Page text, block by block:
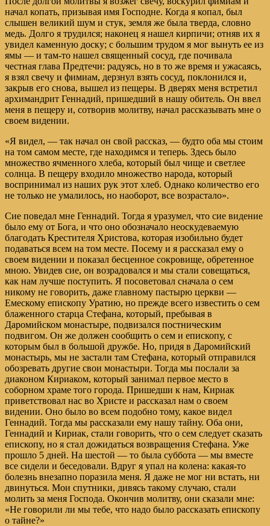
начал копать, призывая имя Господне. Когда я копал, был
слышен великий шум и стук, земля же была тверда, словно
медь. Долго я трудился; наконец я нашел кирпичи; отняв их я
увидел каменную доску; с большим трудом я мог вынуть ее из
ямы — и там-то нашел священный сосуд, где почивала
честная глава Предтечи: радуясь, но в то же время и ужасаясь,
я взял свечу и фимиам, дерзнул взять сосуд, поклонился и,
закрыв его снова, вышел из пещеры. В дверях меня встретил
архимандрит Геннадий, пришедший в нашу обитель. Он ввел
меня в пещеру и, сотворив молитву, начал рассказывать мне о
своем видении.
«Я видел, — так начал он свой рассказ, — будто оба мы стоим
на том самом месте, где находимся и теперь. Здесь было
множество ячменного хлеба, который был чище и светлее
солнца. В пещеру входило множество народа, который
воспринимал из наших рук этот хлеб. Однако количество его
не только не умалилось, но наоборот, все возрастало».
Сие поведал мне Геннадий. Тогда я уразумел, что сие видение
было ему от Бога, и что оно обозначало неоскудеваемую
благодать Крестителя Христова, которая изобильно будет
подаваться всем на том месте. Посему и я рассказал ему о
своем видении и показал бесценное сокровище, обретенное
мною. Увидев сие, он возрадовался и мы стали совещаться,
как нам лучше поступить. Я посоветовал сначала о сем
никому не говорить, даже главному пастырю церкви —
Емескому епископу Уратию, но прежде всего известить о сем
блаженного старца Стефана, который, пребывая в
Даромийском монастыре, подвизался постническим
подвигом. Он же должен сообщить о сем и епископу, с
которым был в большой дружбе. Но, придя в Даромийский
монастырь, мы не застали там Стефана, который отправился
обозревать другие свои монастыри. Тогда мы послали за
диаконом Кириаком, который занимал первое место в
соборном храме того города. Пришедши к нам, Кириак
приветствовал нас во Христе и рассказал нам о своем
видении. Оно было во всем подобно тому, какое видел
Геннадий. Тогда мы рассказали ему нашу тайну. Оба они,
Геннадий и Кириак, стали говорить, что о сем следует сказать
епископу, но я стал дожидаться возвращения Стефана. Уже
прошло 5 дней. На шестой — то была суббота — мы вместе
все сидели и беседовали. Вдруг я упал на колена: какая-то
болезнь внезапно поразила меня. Я даже не мог ни встать, ни
двинуться. Мои спутники, дивясь такому случаю, стали
молить за меня Господа. Окончив молитву, они сказали мне:
«Не говорили ли мы тебе, что надо было рассказать епископу
о тайне?»